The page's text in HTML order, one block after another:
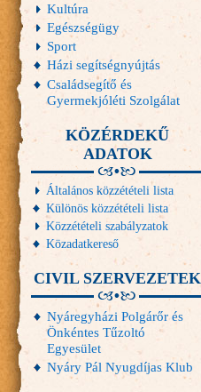
Kultúra
Egészségügy
Sport
Házi segítségnyújtás
Családsegítő és
Gyermekjóléti Szolgálat
KÖZÉRDEKŰ
ADATOK
Általános közzétételi lista
Különös közzétételi lista
Közzétételi szabályzatok
Közadatkereső
CIVIL SZERVEZETEK
Nyáregyházi Polgárőr és
Önkéntes Tűzoltó
Egyesület
Nyáry Pál Nyugdíjas Klub